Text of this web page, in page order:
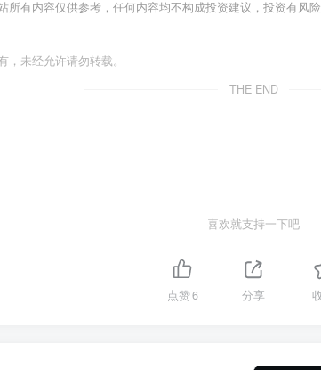
所有内容仅供参考，任何内容均不构成投资建议，投资有风险
，未经允许请勿转载。
THE END
喜欢就支持一下吧
点赞6 分享